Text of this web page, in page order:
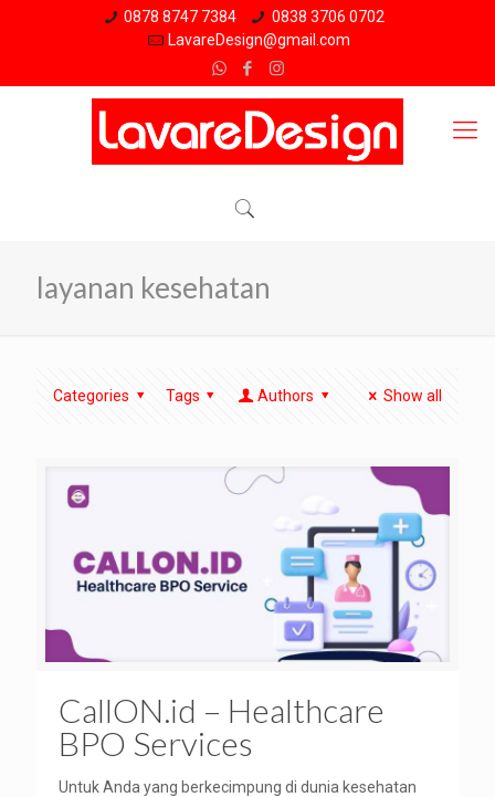
0878 8747 7384
0838 3706 0702
LavareDesign@gmail.com
layanan kesehatan
Categories Tags Authors Show all
CallON.id – Healthcare
BPO Services
Untuk Anda yang berkecimpung di dunia kesehatan